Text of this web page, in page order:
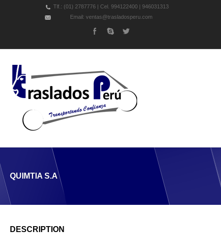
Tlf.: (01) 2787776 | Cel. 994122400 | 946031313
Email: ventas@trasladosperu.com
QUIMTIA S.A
DESCRIPTION